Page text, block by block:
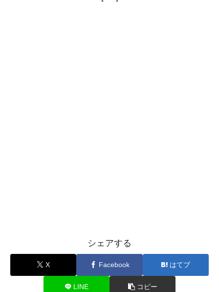
シェアする
X Facebook はてブ
LINE コピー